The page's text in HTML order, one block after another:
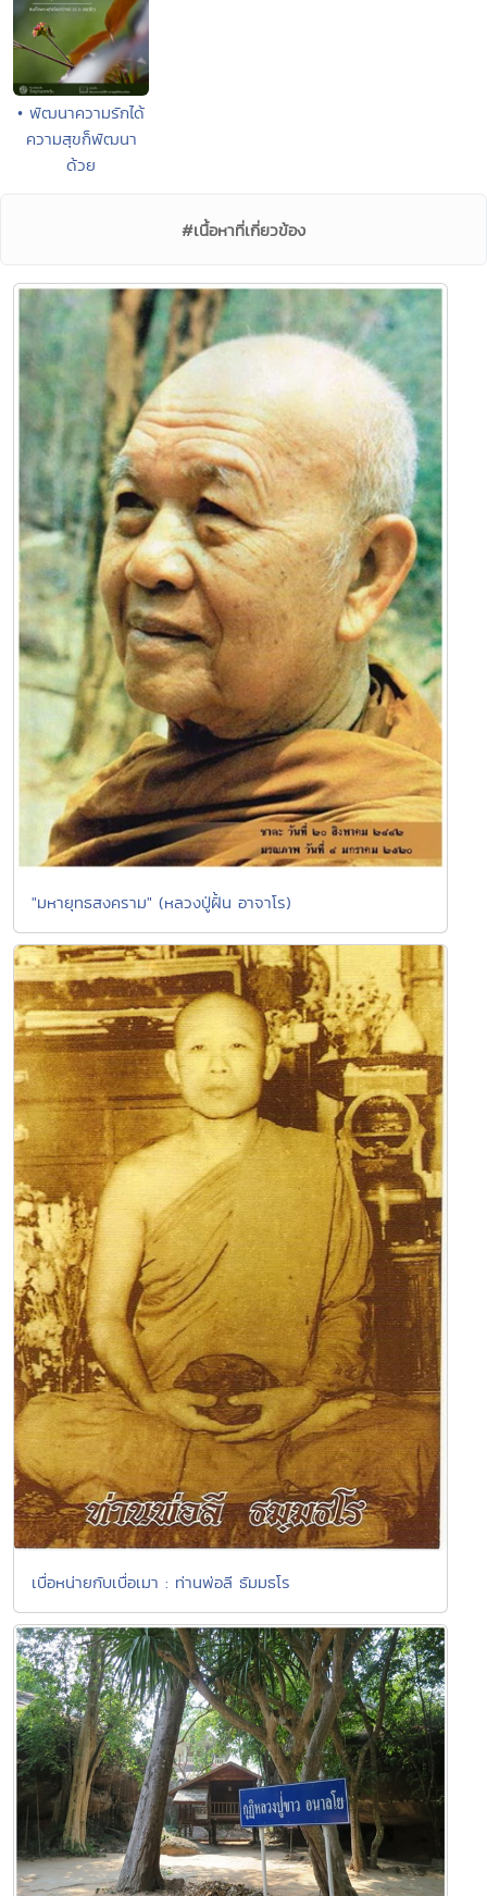
• พัฒนาความรักได้
ความสุขก็พัฒนา
ด้วย
#เนื้อหาที่เกี่ยวข้อง
"มหายุทธสงคราม" (หลวงปู่ฝั้น อาจาโร)
เบื่อหน่ายกับเบื่อเมา : ท่านพ่อลี ธัมมธโร